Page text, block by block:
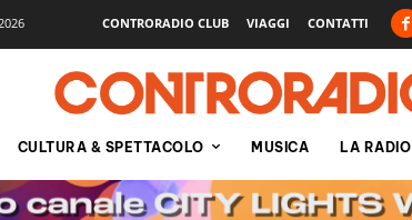
CONTRORADIO CLUB VIAGGI CONTATTI
CULTURA & SPETTACOLO MUSICA LA RADIO